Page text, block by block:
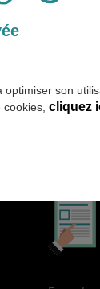
son
cliquez